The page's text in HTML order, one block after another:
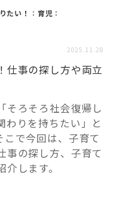
活用事例
リノベ事例
たい！ ： 育児 ：
2025.11.28
仕事の探し方や両立
そろそろ社会復帰し
わりを持ちたい」と
こで今回は、子育て
事の探し方、子育て
します。